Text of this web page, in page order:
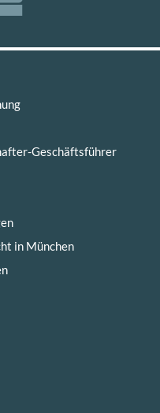
Geschäftsführer
in München